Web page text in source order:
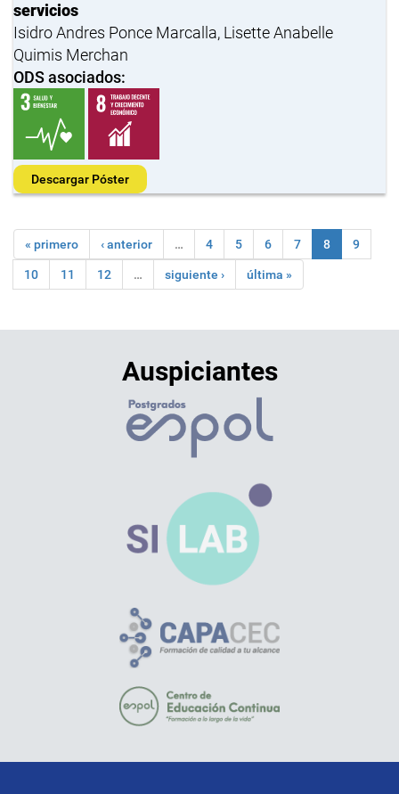
servicios
Isidro Andres Ponce Marcalla, Lisette Anabelle
Quimis Merchan
ODS asociados:
Descargar Póster
« primero ‹ anterior … 4 5 6 7 8 9
10 11 12 … siguiente › última »
Auspiciantes